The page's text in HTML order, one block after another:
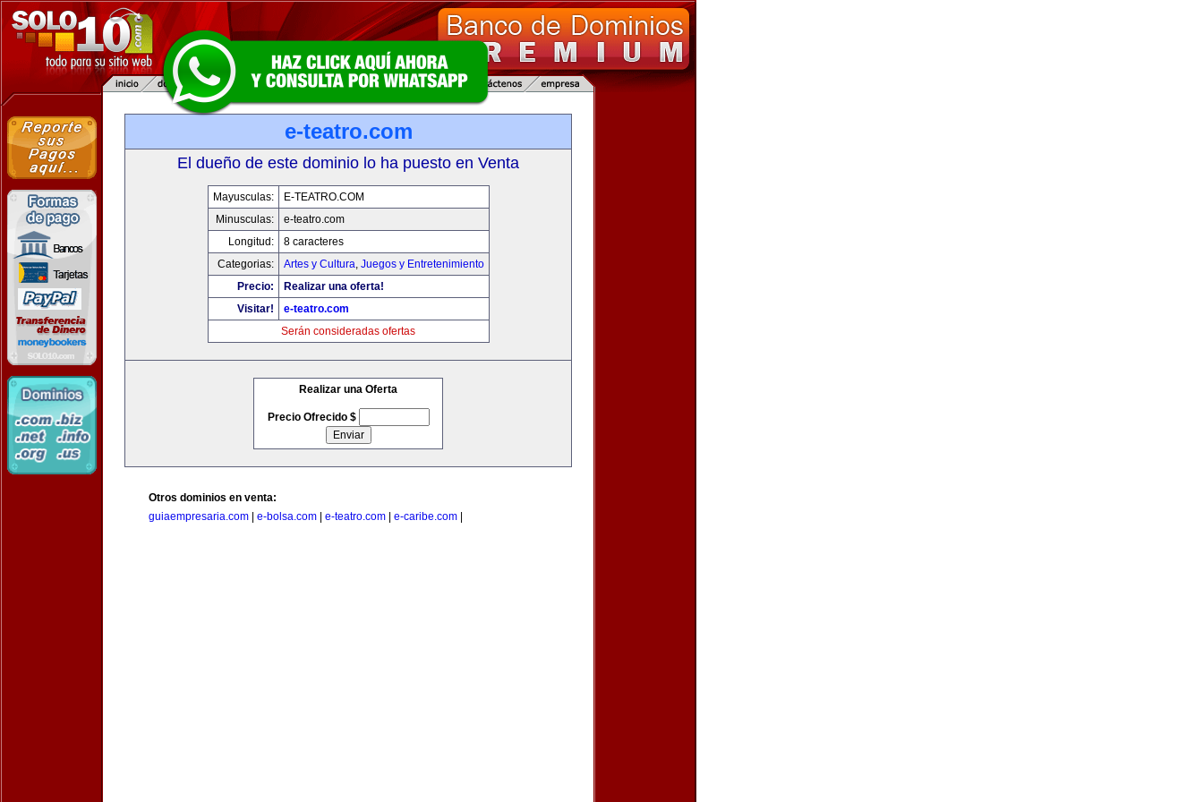
e-teatro.com
El dueño de este dominio lo ha puesto en Venta
Mayusculas:
E-TEATRO.COM
Minusculas:
e-teatro.com
Longitud:
8 caracteres
Categorias:
Artes y Cultura, Juegos y Entretenimiento
Precio:
Realizar una oferta!
Visitar!
e-teatro.com
Serán consideradas ofertas
Realizar una Oferta
Precio Ofrecido $
Otros dominios en venta:
guiaempresaria.com
e-bolsa.com e-teatro.com e-caribe.com